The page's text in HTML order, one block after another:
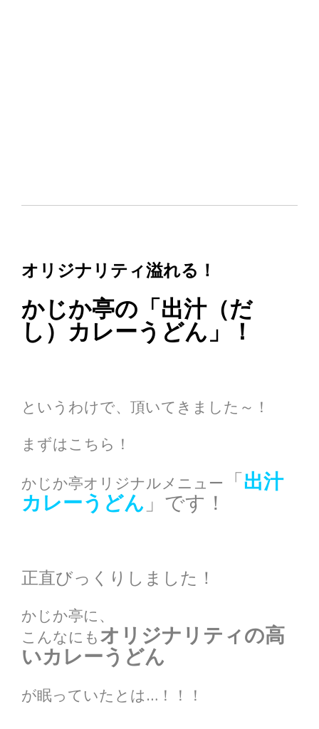
オリジナリティ溢れる！
かじか亭の「出汁（だ
し）カレーうどん」！
というわけで、頂いてきました～！
まずはこちら！
かじか亭オリジナルメニュー
「出汁
カレーうどん 」です！
正直びっくりしました！
かじか亭に、
こんなにもオリジナリティの高
いカレーうどん
が眠っていたとは…！！！